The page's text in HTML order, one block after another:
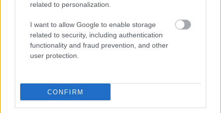
related to personalization.
I want to allow Google to enable storage
related to security, including authentication
functionality and fraud prevention, and other
user protection.
CONFIRM
Υλικά: Σπίρτα Περιγραφή: Τα παιδιά κάθονται γύρω από ένα
τραπέζι. Μπροστά τους με κιμωλία έχουν χαράξει ένα τετράγωνο.
Καθένας έχει από 5
Βαθμολογήθηκε με
Υλικά: – Περιγραφή: Ο Αρχηγός μπαίνει στο δωμάτιο κρατώντας